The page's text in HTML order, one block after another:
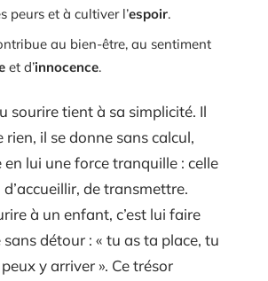
peurs et à cultiver l’espoir.
au bien-être, au sentiment
et d’innocence.
sourire tient à sa simplicité. Il
rien, il se donne sans calcul,
en lui une force tranquille : celle
de transmettre.
à un enfant, c’est lui faire
détour : « tu as ta place, tu
y arriver ». Ce trésor